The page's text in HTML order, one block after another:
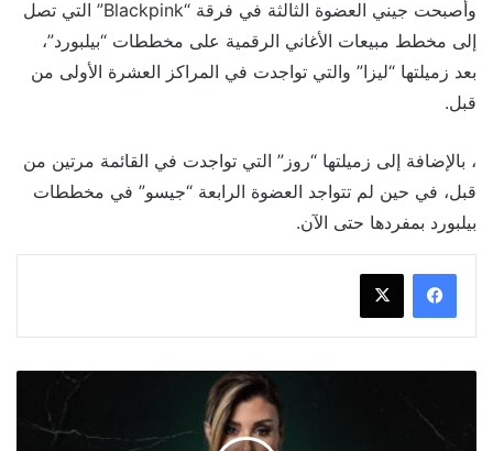
وأصبحت جيني العضوة الثالثة في فرقة “Blackpink” التي تصل
إلى مخطط مبيعات الأغاني الرقمية على مخططات “بيلبورد”،
بعد زميلتها “ليزا” والتي تواجدت في المراكز العشرة الأولى من
قبل.
، بالإضافة إلى زميلتها “روز” التي تواجدت في القائمة مرتين من
قبل، في حين لم تتواجد العضوة الرابعة “جيسو” في مخططات
بيلبورد بمفردها حتى الآن.